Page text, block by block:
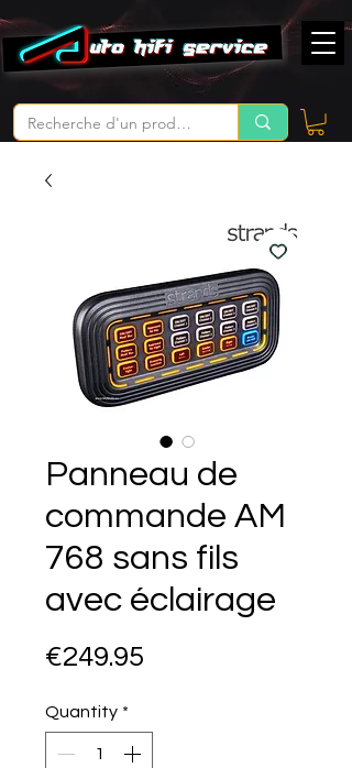
Panneau de
commande AM
768 sans fils
avec éclairage
€249.95
Quantity *